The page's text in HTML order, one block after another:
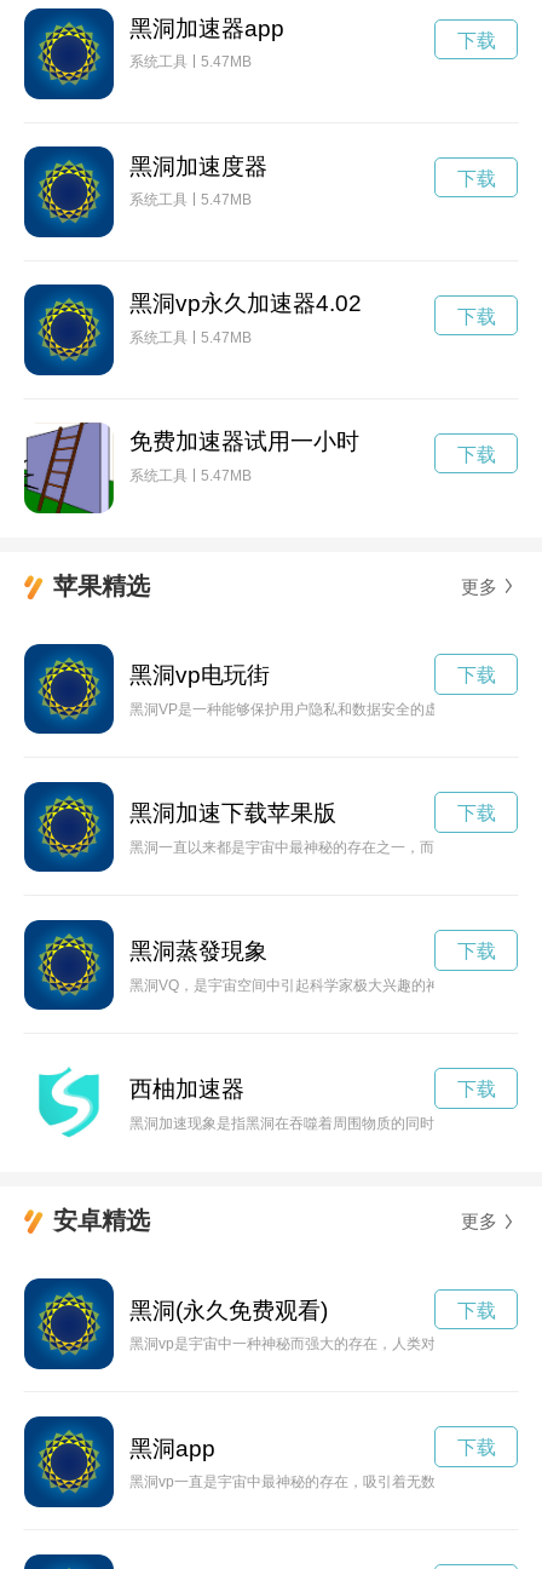
黑洞加速器app
系统工具 5.47MB
下载
黑洞加速度器
系统工具 5.47MB
下载
黑洞vp永久加速器4.02
系统工具 5.47MB
下载
免费加速器试用一小时
系统工具 5.47MB
下载
苹果精选 更多
黑洞vp电玩街
黑洞VP是一种能够保护用户隐私和数据安全的虚拟私人网络，
下载
黑洞加速下载苹果版
黑洞一直以来都是宇宙中最神秘的存在之一，而最近的研究发
下载
黑洞蒸發現象
黑洞VQ，是宇宙空间中引起科学家极大兴趣的神秘现象之一，
下载
西柚加速器
黑洞加速现象是指黑洞在吞噬着周围物质的同时，自身也在快
下载
安卓精选 更多
黑洞(永久免费观看)
黑洞vp是宇宙中一种神秘而强大的存在，人类对其了解仍然有
下载
黑洞app
黑洞vp一直是宇宙中最神秘的存在，吸引着无数科学家和探险
下载